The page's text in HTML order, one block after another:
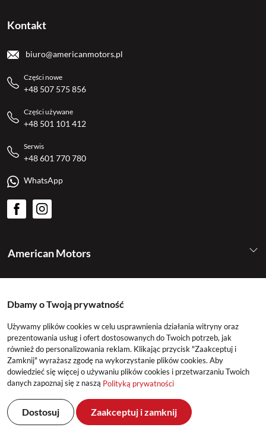
American Motors
Konto
Kontakt
biuro@americanmotors.pl
Części nowe
+48 507 575 856
Części używane
+48 501 101 412
Serwis
+48 601 770 780
WhatsApp
©2026 American Motors All Rights Reserved
Dbamy o Twoją prywatność
Używamy plików cookies w celu usprawnienia działania witryny oraz
prezentowania usług i ofert dostosowanych do Twoich potrzeb, jak
również do personalizowania reklam. Klikając przycisk "Zaakceptuj i
Zamknij" wyrażasz zgodę na wykorzystanie plików cookies. Aby
dowiedzieć się więcej o używaniu plików cookies i przetwarzaniu Twoich
danych zapoznaj się z naszą Polityką prywatności
Dostosuj Zaakceptuj i zamknij